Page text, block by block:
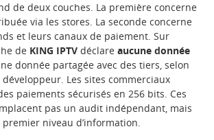
de deux couches. La première concerne
via les stores. La seconde concerne
et leurs canaux de paiement. Sur
de KING IPTV déclareaucune donnée
donnée partagée avec des tiers, selon
Les sites commerciaux
paiements sécurisés en 256 bits. Ces
pas un audit indépendant, mais
niveau d’information.